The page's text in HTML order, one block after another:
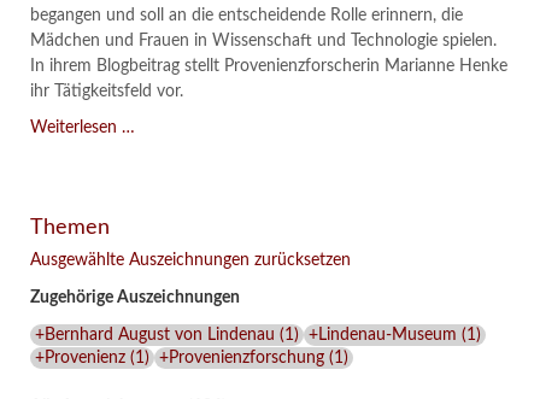
begangen und soll an die entscheidende Rolle erinnern, die
Mädchen und Frauen in Wissenschaft und Technologie spielen.
In ihrem Blogbeitrag stellt Provenienzforscherin Marianne Henke
ihr Tätigkeitsfeld vor.
Weiterlesen …
im
des
Lindenau-
Museums
Themen
Ausgewählte Auszeichnungen zurücksetzen
Zugehörige Auszeichnungen
+Bernhard August von Lindenau (1 ) +Lindenau-Museum (1 )
+Provenienz(1 ) +Provenienzforschung(1 )